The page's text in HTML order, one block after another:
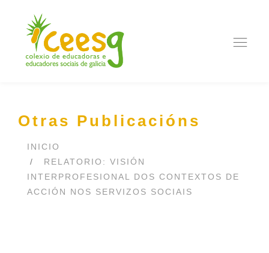
Otras Publicacións
INICIO
RELATORIO: VISIÓN
INTERPROFESIONAL DOS CONTEXTOS DE
ACCIÓN NOS SERVIZOS SOCIAIS